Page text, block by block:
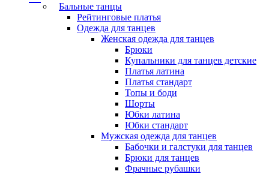
Бальные танцы
Рейтинговые платья
Одежда для танцев
Женская одежда для танцев
Брюки
Купальники для танцев детские
Платья латина
Платья стандарт
Топы и боди
Шорты
Юбки латина
Юбки стандарт
Мужская одежда для танцев
Бабочки и галстуки для танцев
Брюки для танцев
Фрачные рубашки